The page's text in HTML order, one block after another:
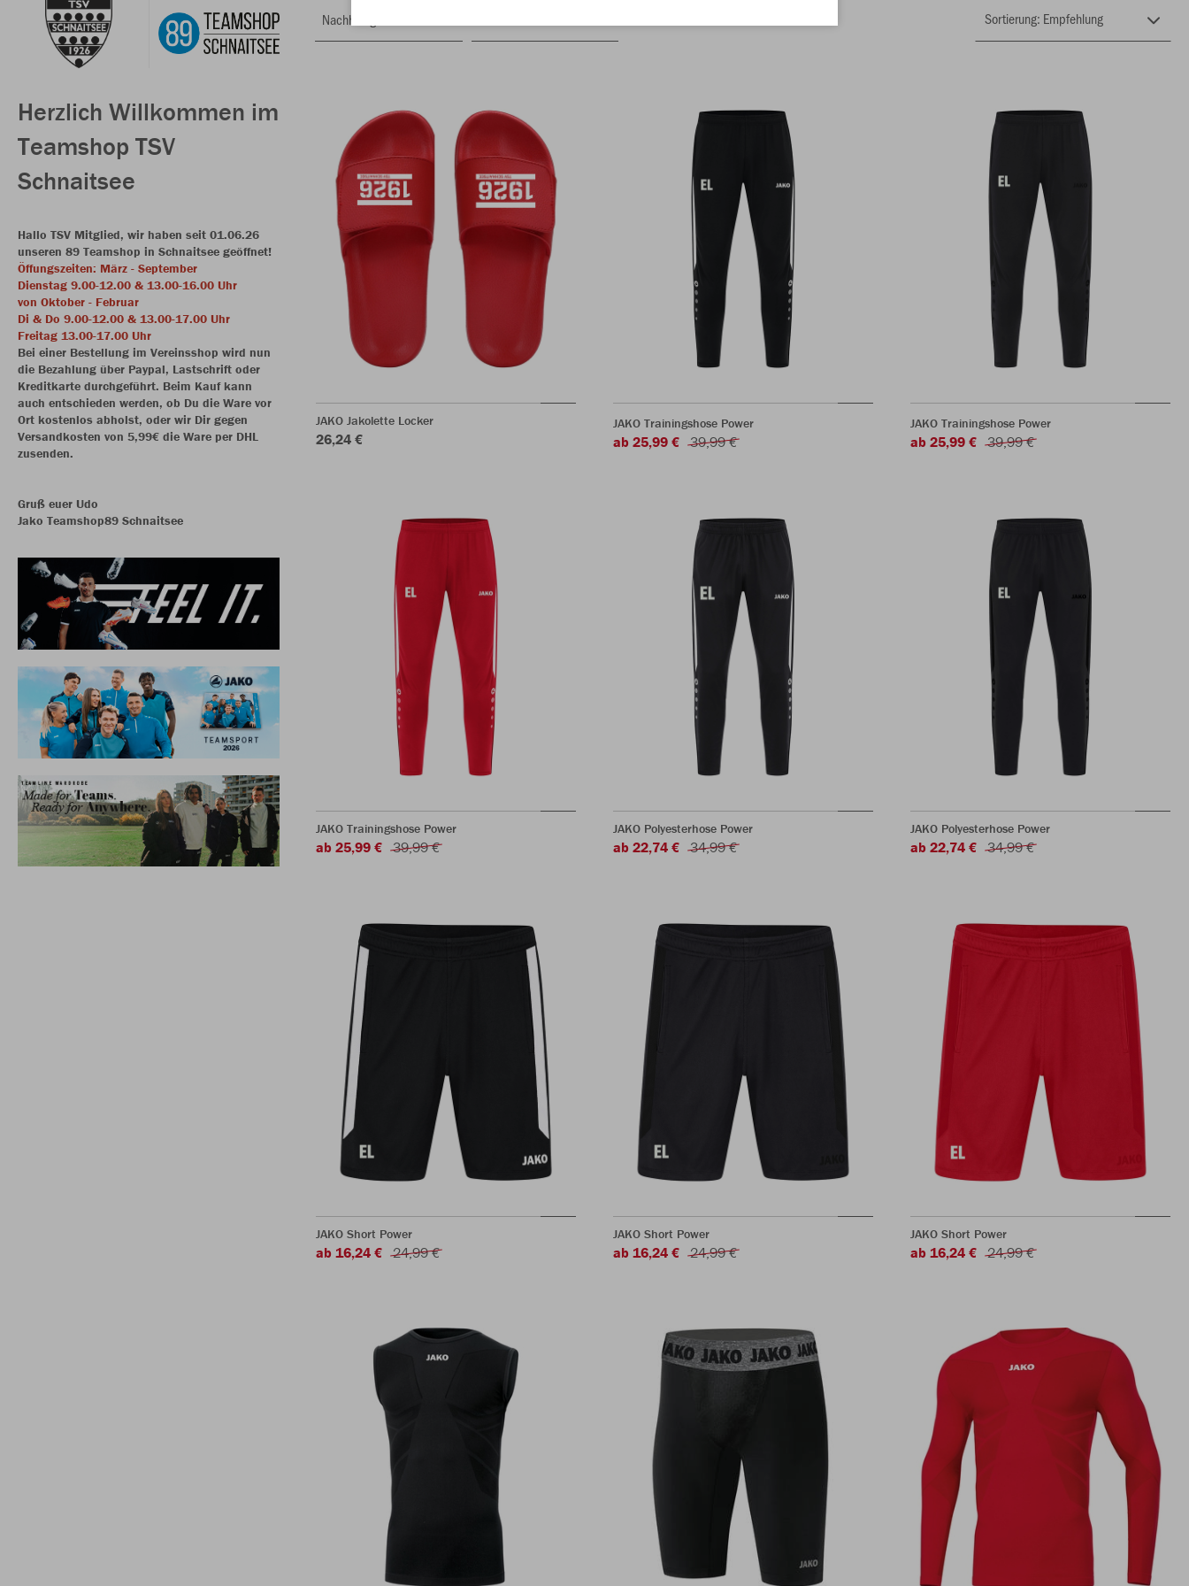
Herzlich Willkommen im
Teamshop TSV
Schnaitsee
Hallo TSV Mitglied, wir haben seit 01.06.26
unseren 89 Teamshop in Schnaitsee geöffnet!
Öffungszeiten: März - September
Dienstag 9.00-12.00 & 13.00-16.00 Uhr
von Oktober - Februar
Di & Do 9.00-12.00 & 13.00-17.00 Uhr
Freitag 13.00-17.00 Uhr
Bei einer Bestellung im Vereinsshop wird nun
die Bezahlung über Paypal, Lastschrift oder
Kreditkarte durchgeführt. Beim Kauf kann
auch entschieden werden, ob Du die Ware vor
Ort kostenlos abholst, oder wir Dir gegen
Versandkosten von 5,99€ die Ware per DHL
zusenden.
Gruß euer Udo
Jako Teamshop89 Schnaitsee
Nachhaltig
JAKO Jakolette Locker
26,24 €
JAKO Trainingshose Power
ab 25,99 € 39,99 €
JAKO Trainingshose Power
ab 25,99 € 39,99 €
JAKO Trainingshose Power
ab 25,99 € 39,99 €
JAKO Polyesterhose Power
ab 22,74 € 34,99 €
JAKO Polyesterhose Power
ab 22,74 € 34,99 €
JAKO Short Power
ab 16,24 € 24,99 €
JAKO Short Power
ab 16,24 € 24,99 €
JAKO Short Power
ab 16,24 € 24,99 €